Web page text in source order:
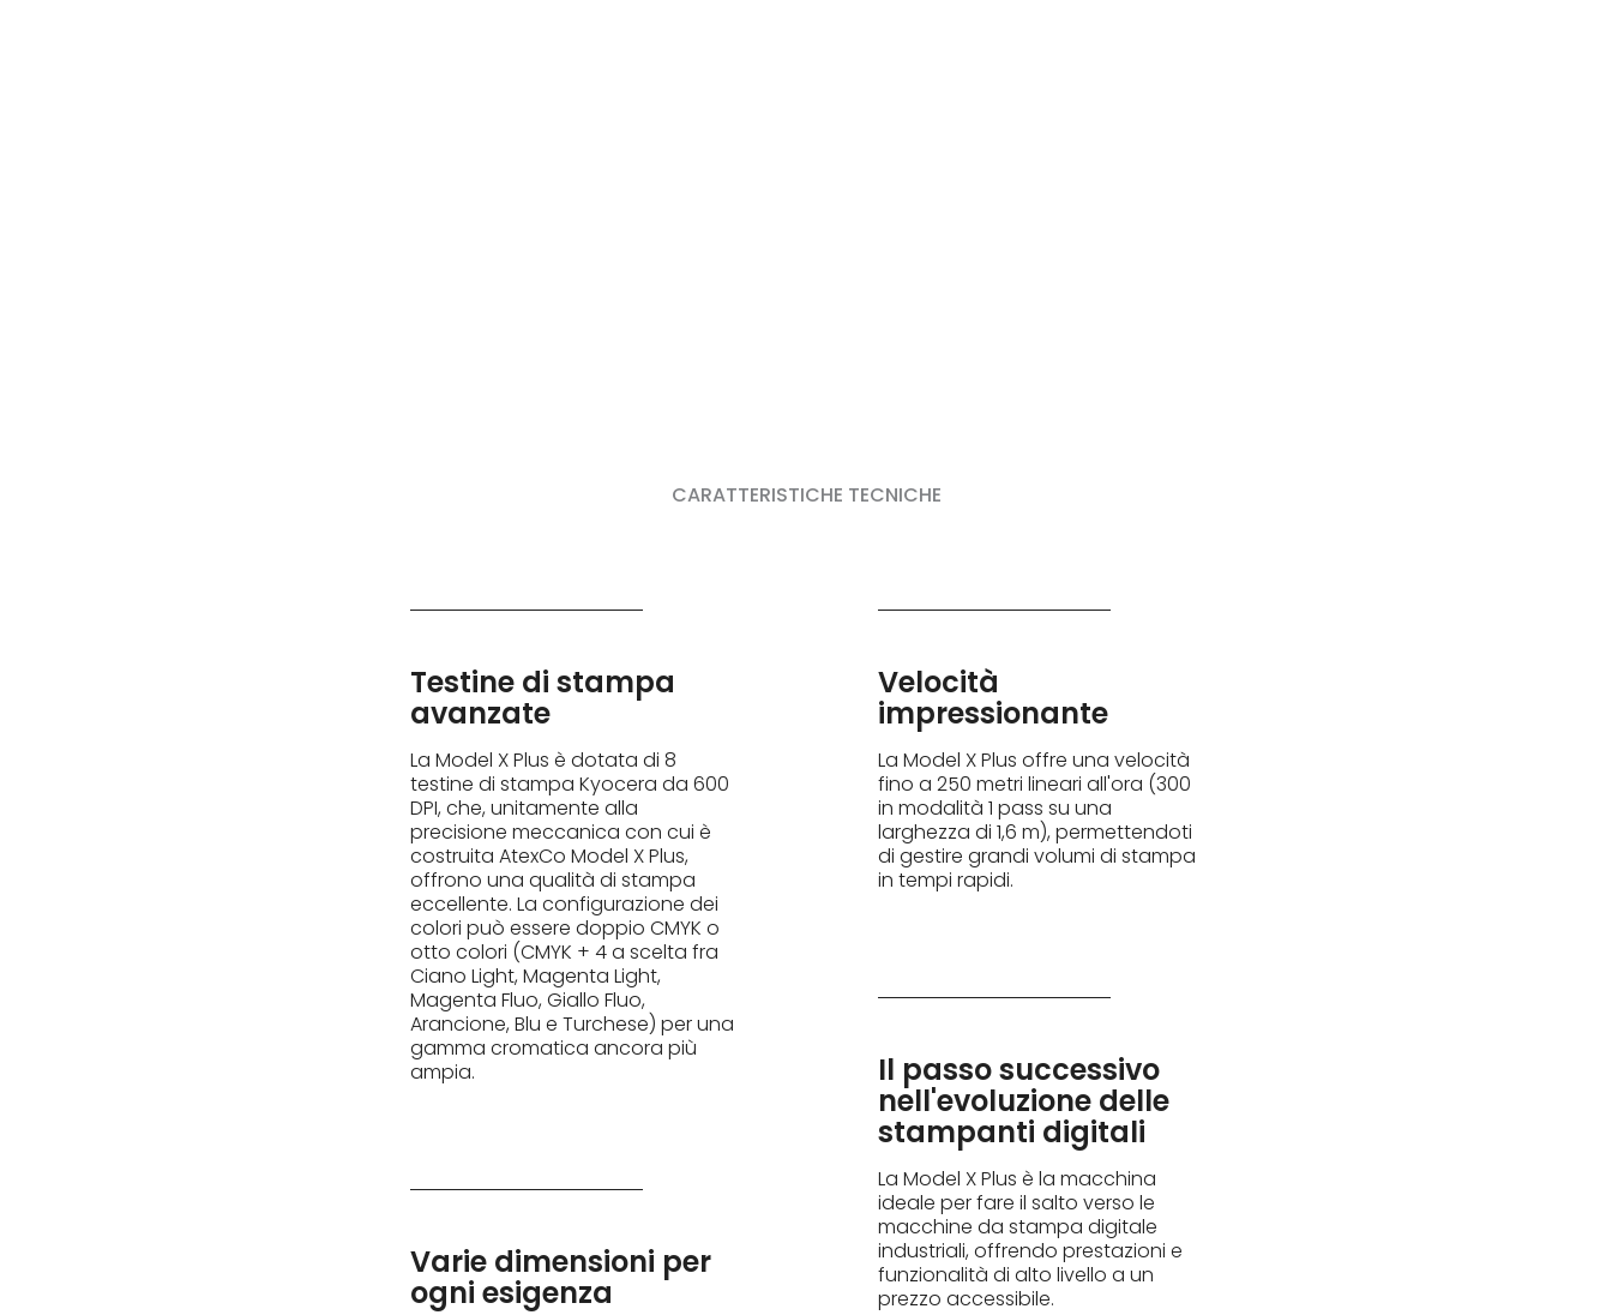
CARATTERISTICHE TECNICHE
Testine di stampa
avanzate
La Model X Plus è dotata di 8
testine di stampa Kyocera da 600
DPI, che, unitamente alla
precisione meccanica con cui è
costruita AtexCo Model X Plus,
offrono una qualità di stampa
eccellente. La configurazione dei
colori può essere doppio CMYK o
otto colori (CMYK + 4 a scelta fra
Ciano Light, Magenta Light,
Magenta Fluo, Giallo Fluo,
Arancione, Blu e Turchese) per una
gamma cromatica ancora più
ampia.
Varie dimensioni per
ogni esigenza
Velocità
impressionante
La Model X Plus offre una velocità
fino a 250 metri lineari all'ora (300
in modalità 1 pass su una
larghezza di 1,6 m), permettendoti
di gestire grandi volumi di stampa
in tempi rapidi.
Il passo successivo
nell'evoluzione delle
stampanti digitali
La Model X Plus è la macchina
ideale per fare il salto verso le
macchine da stampa digitale
industriali, offrendo prestazioni e
funzionalità di alto livello a un
prezzo accessibile.